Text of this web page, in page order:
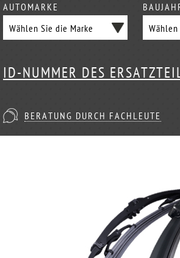
AUTOMARKE
ID-NUMMER DES
BERATUNG DURCH FACHLEUTE